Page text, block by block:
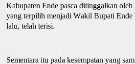
Kabupaten Ende pasca ditinggalkan
yang terpilih menjadiWakil Bupati Ende
lalu, telah terisi.
Sementara itu pada kesempatan yang